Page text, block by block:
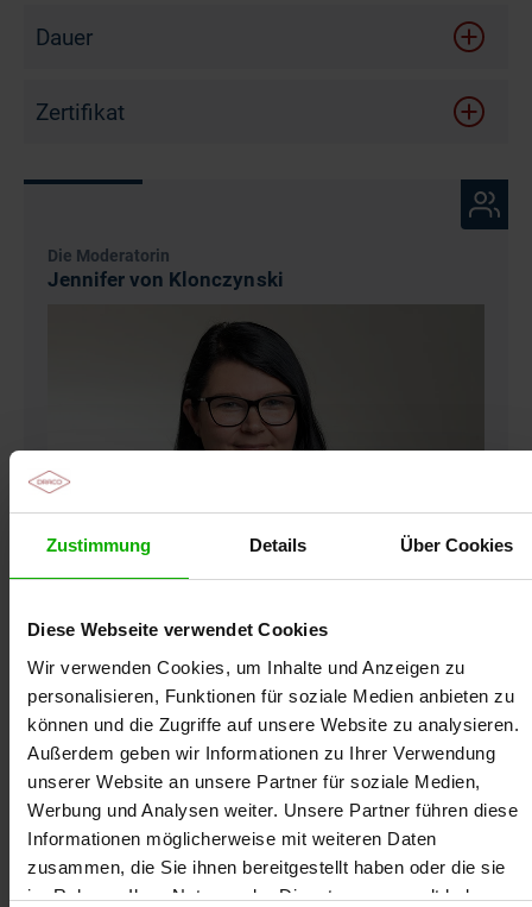
Zustimmung Details Über Cookies
Diese Webseite verwendet Cookies
Wir verwenden Cookies, um Inhalte und Anzeigen zu
personalisieren, Funktionen für soziale Medien anbieten zu
können und die Zugriffe auf unsere Website zu analysieren.
Außerdem geben wir Informationen zu Ihrer Verwendung
unserer Website an unsere Partner für soziale Medien,
Werbung und Analysen weiter. Unsere Partner führen diese
Informationen möglicherweise mit weiteren Daten
zusammen, die Sie ihnen bereitgestellt haben oder die sie
im Rahmen Ihrer Nutzung der Dienste gesammelt haben.
verstehen Sie die Schwierigkeiten, die es bei der
gibt.
Arzneimittelreaktionen
Arten blasenbildender Erkrankungen
Dauer
Zertifikat
vollständige Teilnahme an dem Online-Seminar
Wundseminar
Die Moderatorin
Jennifer von Klonczynski
Jennifer von Klonczynski ist examinierte
Gesundheits- und Krankenpflegerin sowie
Wundexpertin ICW. Nach einer 10-jährigen Tätigkeit
in der Hautklinik des Universitätsklinikums Essen,
arbeitet sie seit 2021 als Wundexpertin in einer
allgemeinmedizinischen Praxis. Für Dr. Ausbüttel ist
sie seit 2018 als Moderatorin im Rahmen der
Fortbildungen der modernen Wundversorgung tätig.